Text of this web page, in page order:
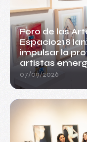
Foro de las
Espacio218
impulsar la
artistas
07/09/2026